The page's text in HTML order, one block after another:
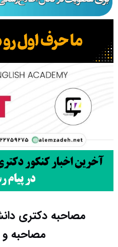
مصاحبه‌ دکتری
مصاحبه